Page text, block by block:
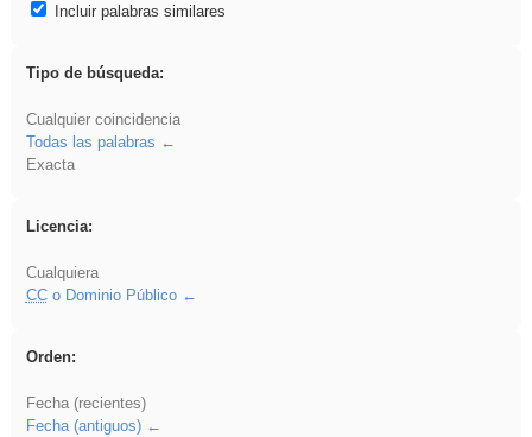
Incluir palabras similares
Tipo de búsqueda:
Cualquier coincidencia
Todas las palabras
Exacta
Licencia:
Cualquiera
CCo Dominio Público
Orden:
Fecha (recientes)
Fecha (antiguos)